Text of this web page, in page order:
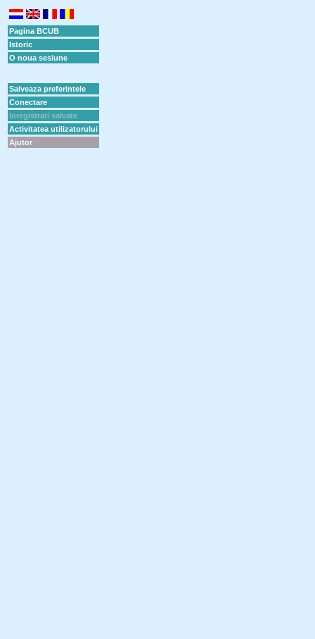
Pagina BCUB
Istoric
O noua sesiune
Salveaza preferintele
Conectare
Inregistrari salvate
Activitatea utilizatorului
Ajutor